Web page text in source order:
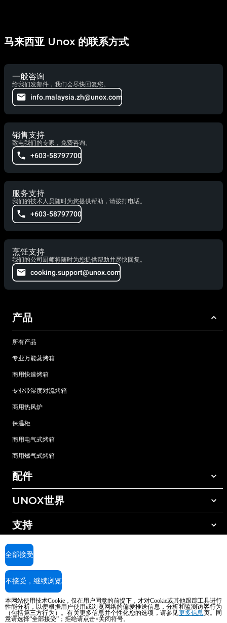
马来西亚 Unox 的联系方式
一般咨询
给我们发邮件，我们会尽快回复您。
info.malaysia.zh@unox.com
销售支持
致电我们的专家，免费咨询。
+603-58797700
服务支持
我们的技术人员随时为您提供帮助，请拨打电话。
+603-58797700
烹饪支持
我们的公司厨师将随时为您提供帮助并尽快回复。
cooking.support@unox.com
产品
所有产品
专业万能蒸烤箱
商用快速烤箱
专业带湿度对流烤箱
商用热风炉
保温柜
商用电气式烤箱
商用燃气式烤箱
配件
所有配件
手动清洗清洁剂
树脂过滤水处理
反渗透水处理
UNOX世界
我们在全球的办事处
支持
UNOX质保
查找经销商
查找服务中心
版权所有2026 UNOX SpA保留所有权利。Reg.Imp.Padova n°04230750285 -
REA Padova 372835 - Cap.Soc.5.000.000€iv - 增值税/税号04230750285 - IT
WEEE Reg. No. IT08020000000377
AI Content Disclaimer
本网站使用技术Cookie，仅在用户同意的前提下，才对Cookie或其他跟踪工具进行
性能分析，以便根据用户使用或浏览网络的偏爱推送信息，分析和监测访客行为
（包括第三方行为）。有关更多信息并个性化您的选项，请参见更多信息页。同
意请选择“全部接受”；拒绝请点击×关闭符号。
全部接受
不接受，继续浏览